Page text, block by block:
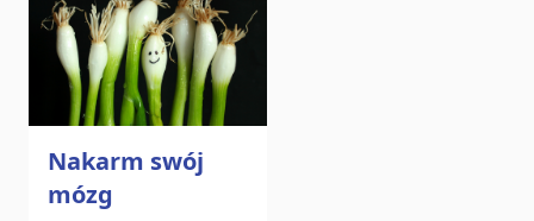
Nakarm swój
mózg